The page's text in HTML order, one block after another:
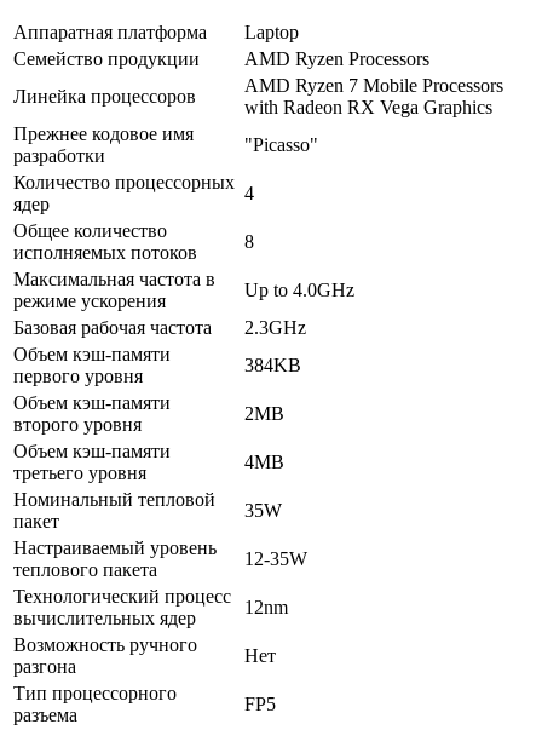
Аппаратная платформа
Laptop
Семейство продукции
AMD Ryzen Processors
Линейка процессоров
AMD Ryzen 7 Mobile Processors
with Radeon RX Vega Graphics
Прежнее кодовое имя
разработки
"Picasso"
Количество процессорных
ядер
4
Общее количество
исполняемых потоков
8
Максимальная частота в
режиме ускорения
Up to 4.0GHz
Базовая рабочая частота
2.3GHz
Объем кэш-памяти
первого уровня
384KB
Объем кэш-памяти
второго уровня
2MB
Объем кэш-памяти
третьего уровня
4MB
Номинальный тепловой
пакет
35W
Настраиваемый уровень
теплового пакета
12-35W
Технологический процесс
вычислительных ядер
12nm
Возможность ручного
разгона
Нет
Тип процессорного
разъема
FP5